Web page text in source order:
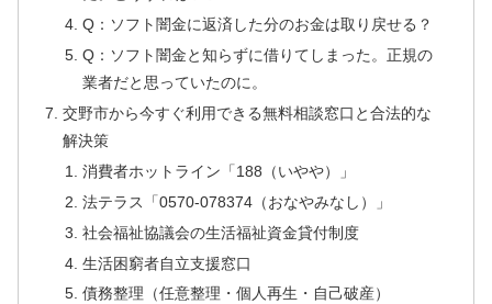
Q：ソフト闇金に返済した分のお金は取り戻せる？
Q：ソフト闇金と知らずに借りてしまった。正規の
業者だと思っていたのに。
交野市から今すぐ利用できる無料相談窓口と合法的な
解決策
消費者ホットライン「188（いやや）」
法テラス「0570-078374（おなやみなし）」
社会福祉協議会の生活福祉資金貸付制度
生活困窮者自立支援窓口
債務整理（任意整理・個人再生・自己破産）